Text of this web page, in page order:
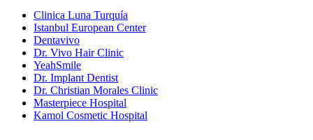
Clinica Luna Turquía
Istanbul European Center
Dentavivo
Dr. Vivo Hair Clinic
YeahSmile
Dr. Implant Dentist
Dr. Christian Morales Clinic
Masterpiece Hospital
Kamol Cosmetic Hospital